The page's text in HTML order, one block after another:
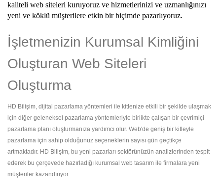
kaliteli web siteleri kuruyoruz ve hizmetlerinizi ve uzmanlığınızı
yeni ve köklü müşterilere etkin bir biçimde pazarlıyoruz.
İşletmenizin Kurumsal Kimliğini
Oluşturan Web Siteleri
Oluşturma
HD Bilişim, dijital pazarlama yöntemleri ile kitlenize etkili bir şekilde ulaşmak
için diğer geleneksel pazarlama yöntemleriyle birlikte çalışan bir çevrimiçi
pazarlama planı oluşturmanıza yardımcı olur. Web'de geniş bir kitleyle
pazarlama için sahip olduğunuz seçeneklerin sayısı gün geçtikçe
artmaktadır. HD Bilişim, bu yeni pazarları sektörünüzün analizlerinden tespit
ederek bu çerçevede hazırladığı kurumsal web tasarım ile firmalara yeni
müşteriler kazandırıyor.